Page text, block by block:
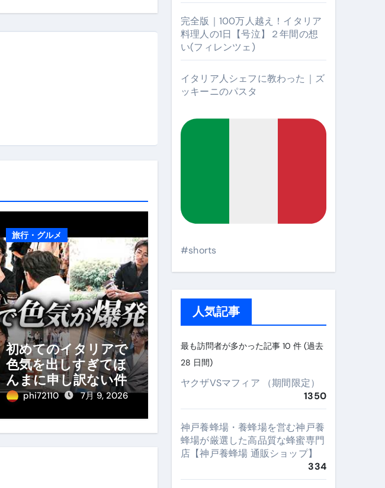
旅行・グルメ
初めてのイタリアで
色気を出しすぎてほ
んまに申し訳ない件
phi72110 7月 9, 2026
完全版｜100万人越え！イタリア
料理人の1日【号泣】２年間の想
い(フィレンツェ)
イタリア人シェフに教わった｜ズ
ッキーニのパスタ
#shorts
人気記事
最も訪問者が多かった記事 10 件 (過去
28 日間)
ヤクザVSマフィア （期間限定）
1350
神戸養蜂場・養蜂場を営む神戸養
蜂場が厳選した高品質な蜂蜜専門
店【神戸養蜂場 通販ショップ】
334